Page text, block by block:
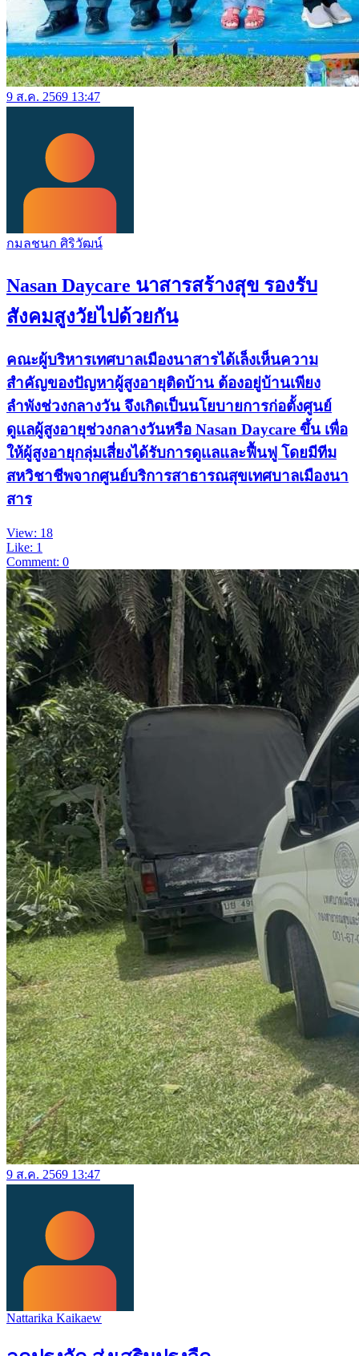
9 ส.ค. 2569 13:47
กมลชนก ศิริวัฒน์
Nasan Daycare นาสารสร้างสุข รองรับ
สังคมสูงวัยไปด้วยกัน
คณะผู้บริหารเทศบาลเมืองนาสารได้เล็งเห็นความ
สำคัญของปัญหาผู้สูงอายุติดบ้าน ต้องอยู่บ้านเพียง
ลำพังช่วงกลางวัน จึงเกิดเป็นนโยบายการก่อตั้งศูนย์
ดูเเลผู้สูงอายุช่วงกลางวันหรือ Nasan Daycare ขึ้น เพื่อ
ให้ผู้สูงอายุกลุ่มเสี่ยงได้รับการดูเเลและฟื้นฟู โดยมีทีม
สหวิชาชีพจากศูนย์บริการสาธารณสุขเทศบาลเมืองนา
สาร
View: 18
Like: 1
Comment: 0
9 ส.ค. 2569 13:47
Nattarika Kaikaew